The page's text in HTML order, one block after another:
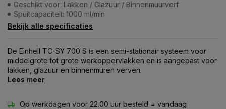
Geschikt voor: Lakken / Glazuur / Binnenmuurverf
Spuitcapaciteit: 1000 ml/min
Bekijk alle specificaties
De Einhell TC-SY 700 S is een semi-stationair systeem voor
middelgrote tot grote werkoppervlakken en is aangepast voor
lakken, glazuur en binnenmuren verven.
Lees meer
Op werkdagen voor 22.00 uur besteld = vandaag